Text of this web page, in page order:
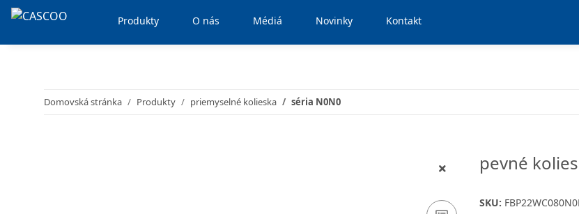
Produkty O nás Médiá Novinky Kontakt
Domovská stránka Produkty priemyselné kolieska séria N0N0
pevné
SKU: